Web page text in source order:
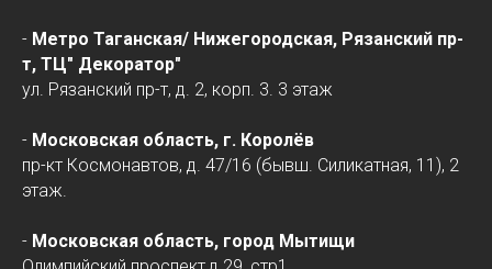
- Метро Таганская/ Нижегородская, Рязанский пр-
т, ТЦ" Декоратор"
ул. Рязанский пр-т, д. 2, корп. 3. 3 этаж
- Московская область, г. Королёв
пр-кт Космонавтов, д. 47/16 (бывш. Силикатная, 11), 2
этаж.
- Московская область, город Мытищи